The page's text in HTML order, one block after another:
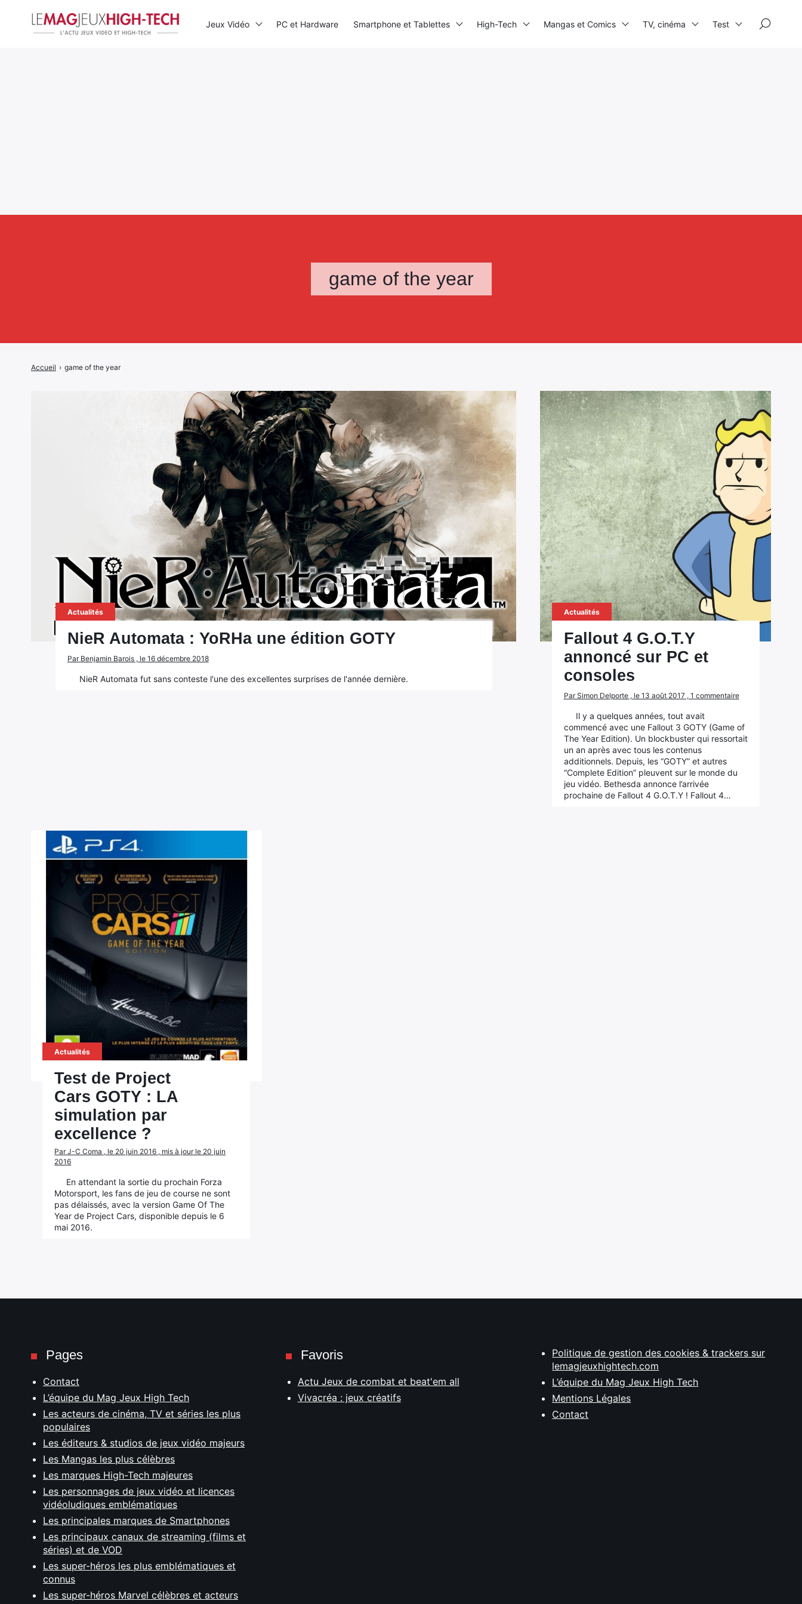
game of the year
Accueil › game of the year
Actualités
NieR Automata : YoRHa une édition GOTY
Par Benjamin Barois , le 16 décembre 2018
NieR Automata fut sans conteste l'une des excellentes surprises de l'année dernière.
Actualités
Fallout 4 G.O.T.Y
annoncé sur PC et
consoles
Par Simon Delporte , le 13 août 2017 , 1 commentaire
Il y a quelques années, tout avait
commencé avec une Fallout 3 GOTY (Game of
The Year Edition). Un blockbuster qui ressortait
un an après avec tous les contenus
additionnels. Depuis, les “GOTY” et autres
“Complete Edition” pleuvent sur le monde du
jeu vidéo. Bethesda annonce l’arrivée
prochaine de Fallout 4 G.O.T.Y ! Fallout 4…
Actualités
Test de Project
Cars GOTY : LA
simulation par
excellence ?
Par J-C Coma , le 20 juin 2016 , mis à jour le 20 juin
2016
En attendant la sortie du prochain Forza
Motorsport, les fans de jeu de course ne sont
pas délaissés, avec la version Game Of The
Year de Project Cars, disponible depuis le 6
mai 2016.
Jeux Vidéo PC et Hardware Smartphone et Tablettes High-Tech Mangas et Comics TV, cinéma Test
Pages
Contact
L’équipe du Mag Jeux High Tech
Les acteurs de cinéma, TV et séries les plus
populaires
Les éditeurs & studios de jeux vidéo majeurs
Les Mangas les plus célèbres
Les marques High-Tech majeures
Les personnages de jeux vidéo et licences
vidéoludiques emblématiques
Les principales marques de Smartphones
Les principaux canaux de streaming (films et
séries) et de VOD
Les super-héros les plus emblématiques et
connus
Les super-héros Marvel célèbres et acteurs
Favoris
Actu Jeux de combat et beat'em all
Vivacréa : jeux créatifs
Politique de gestion des cookies & trackers sur
lemagjeuxhightech.com
L’équipe du Mag Jeux High Tech
Mentions Légales
Contact